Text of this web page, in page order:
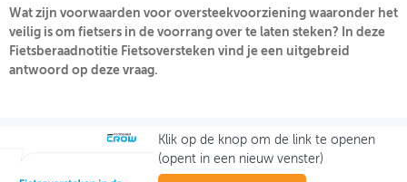
THEMASITES
MIJN PROFIEL
Wat zijn voorwaarden voor oversteekvoorziening waaronder het
veilig is om fietsers in de voorrang over te laten steken? In deze
Fietsberaadnotitie Fietsoversteken vind je een uitgebreid
antwoord op deze vraag.
Klik op de knop om de link te openen
(opent in een nieuw venster)